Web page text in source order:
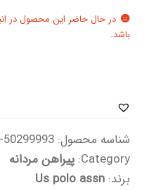
در حال حاضر این محصول در
باشد.
شناسه محصول:50299993-VR007-UPS2ad77
Category: پیراهن مردانه
برند:Us polo assn